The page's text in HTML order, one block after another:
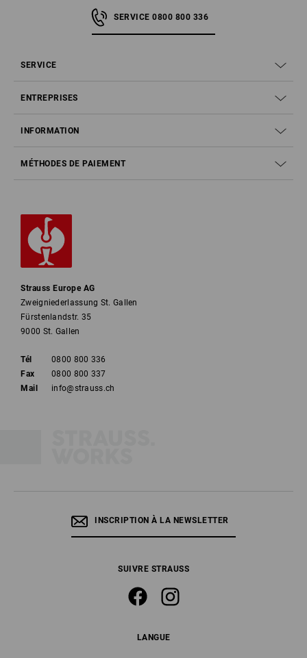
SERVICE 0800 800 336
SERVICE
ENTREPRISES
INFORMATION
MÉTHODES DE PAIEMENT
Strauss Europe AG
Zweigniederlassung St. Gallen
Fürstenlandstr. 35
9000 St. Gallen
Tél
0800 800 336
Fax
0800 800 337
Mail
info@strauss.ch
INSCRIPTION À LA NEWSLETTER
SUIVRE STRAUSS
LANGUE